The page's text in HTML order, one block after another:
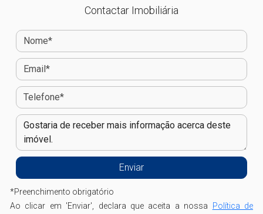
Contactar Imobiliária
*Preenchimento obrigatório
Ao clicar em 'Enviar', declara que aceita a nossa Política de